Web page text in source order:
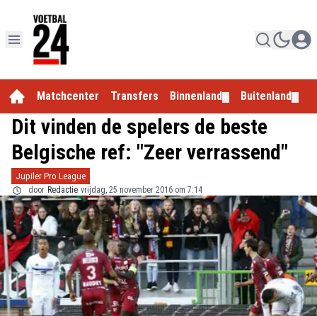
Matchcenter Transfers Binnenland Buitenland
Dit vinden de spelers de beste
Belgische ref: "Zeer verrassend"
Jupiler Pro League
door Redactie vrijdag, 25 november 2016 om 7:14